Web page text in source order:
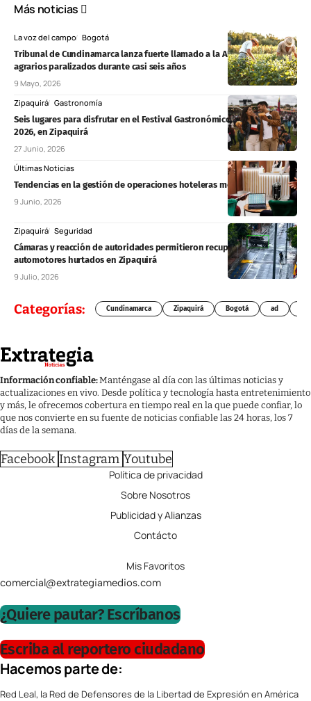
Más noticias
La voz del campo Bogotá
Tribunal de Cundinamarca lanza fuerte llamado a la ANT por trámites
agrarios paralizados durante casi seis años
9 Mayo, 2026
Zipaquirá Gastronomía
Seis lugares para disfrutar en el Festival Gastronómico Villa de la Sal
2026, en Zipaquirá
27 Junio, 2026
Últimas Noticias
Tendencias en la gestión de operaciones hoteleras modernas
9 Junio, 2026
Zipaquirá Seguridad
Cámaras y reacción de autoridades permitieron recuperar dos
automotores hurtados en Zipaquirá
9 Julio, 2026
Categorías: Cundinamarca Zipaquirá Bogotá ad
Información confiable:Manténgase al día con las últimas noticias y
actualizaciones en vivo. Desde política y tecnología hasta entretenimiento
y más, le ofrecemos cobertura en tiempo real en la que puede confiar, lo
que nos convierte en su fuente de noticias confiable las 24 horas, los 7
días de la semana.
Facebook Instagram Youtube
Política de privacidad
Sobre Nosotros
Publicidad y Alianzas
Contácto
Mis Favoritos
comercial@extrategiamedios.com
¿Quiere pautar? Escríbanos
Escriba al reportero ciudadano
Hacemos parte de:
Red Leal, la Red de Defensores de la Libertad de Expresión en América